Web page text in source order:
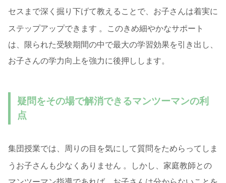
セスまで深く掘り下げて教えることで、お子さんは着実に
ステップアップできます 。このきめ細やかなサポート
は、限られた受験期間の中で最大の学習効果を引き出し、
お子さんの学力向上を強力に後押しします。
疑問をその場で解消できるマンツーマンの利
点
集団授業では、周りの目を気にして質問をためらってしま
うお子さんも少なくありません 。しかし、家庭教師との